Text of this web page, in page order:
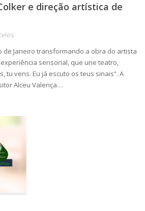
e direção artística de
de Janeiro transformando a obra do artista
sensorial, que une teatro,
tu vens. Eu já escuto os teus sinais”. A
Alceu Valença…